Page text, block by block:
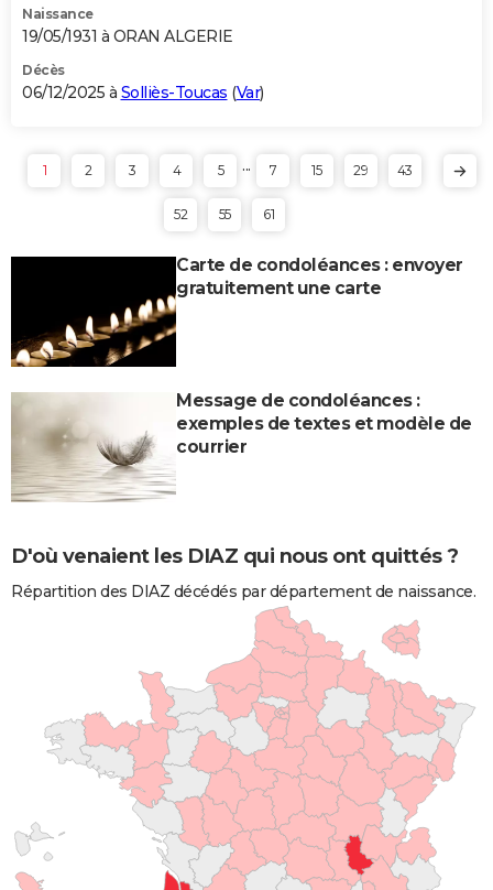
Naissance
19/05/1931 à ORAN ALGERIE
Décès
06/12/2025 à Solliès-Toucas (Var)
1 2 3 4 5 ... 7 15 29 43
52 55 61
Carte de condoléances : envoyer
gratuitement une carte
Message de condoléances :
exemples de textes et modèle de
courrier
D'où venaient les DIAZ qui nous ont quittés ?
Répartition des DIAZ décédés par département de naissance.